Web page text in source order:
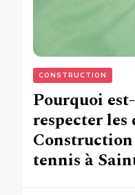
CONSTRUCTION
Pourquoi
respecter
tennis à